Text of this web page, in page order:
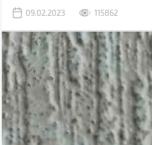
09.02.2023
115862